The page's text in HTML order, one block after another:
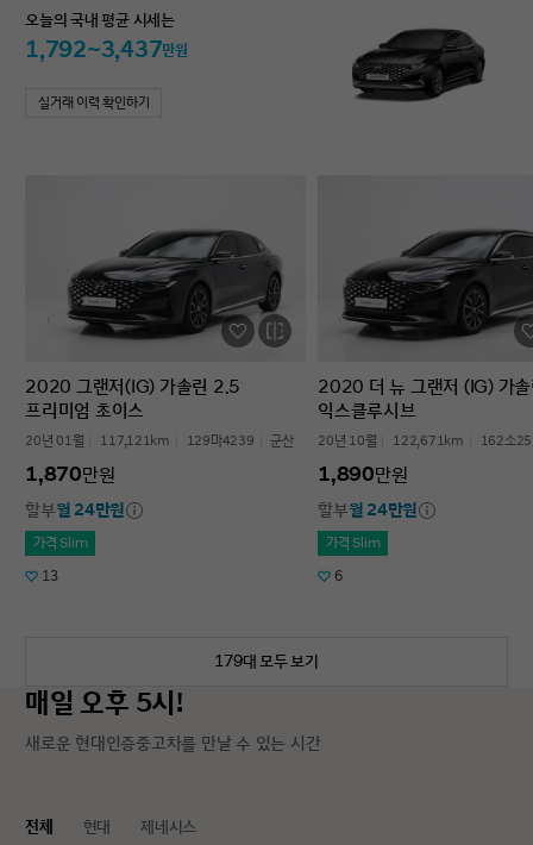
오늘의 국내 평균 시세는
1,792~3,437만원
실거래 이력 확인하기
2020 그랜저(IG) 가솔린 2.5
프리미엄 초이스
20년 01월 117,121km 129마4239 군산
1,870만원
할부월 24만원
가격 Slim
13
2020 더 뉴 그랜저 (IG) 가
익스클루시브
20년 10월 122,671km 162소
1,890만원
할부월 24만원
가격 Slim
6
179대 모두 보기
매일 오후 5시!
새로운 현대인증중고차를 만날 수 있는 시간
전체 현대 제네시스